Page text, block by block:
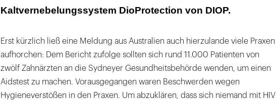
Kaltvernebelungssystem DioProtection von DIOP.
Erst kürzlich ließ eine Meldung aus Australien auch hierzulande viele Praxen
aufhorchen: Dem Bericht zufolge sollten sich rund 11.000 Patienten von
zwölf Zahnärzten an die Sydneyer Gesundheitsbehörde wenden, um einen
Aidstest zu machen. Vorausgegangen waren Beschwerden wegen
Hygieneverstößen in den Praxen. Um abzuklären, dass sich niemand mit HIV